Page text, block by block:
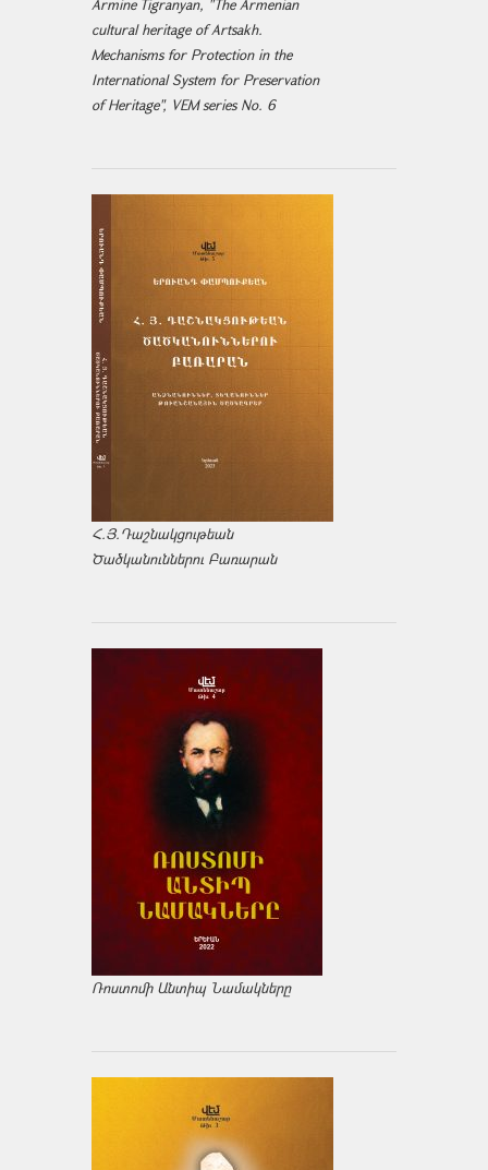
Armine Tigranyan, "The Armenian
cultural heritage of Artsakh.
Mechanisms for Protection in the
International System for Preservation
of Heritage", VEM series No. 6
Հ.Յ.Դաշնակցութեան
Ծածկանուններու Բառարան
Ռոստոմի Անտիպ Նամակները